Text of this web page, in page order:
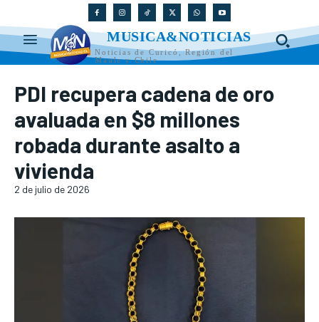
MUSICA&NOTICIAS
Noticias de Curicó, Región del
Maule y Chile
PDI recupera cadena de oro
avaluada en $8 millones
robada durante asalto a
vivienda
2 de julio de 2026